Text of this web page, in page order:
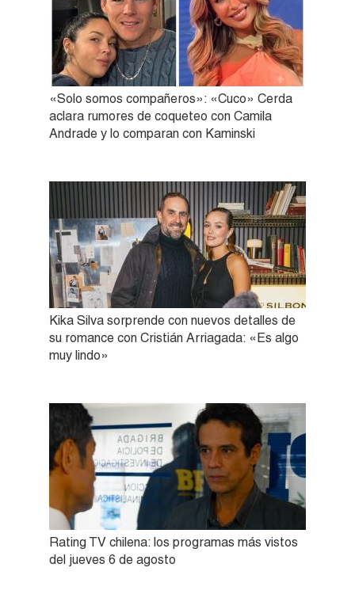
«Solo somos compañeros»: «Cuco» Cerda
aclara rumores de coqueteo con Camila
Andrade y lo comparan con Kaminski
Kika Silva sorprende con nuevos detalles de
su romance con Cristián Arriagada: «Es algo
muy lindo»
Rating TV chilena: los programas más vistos
del jueves 6 de agosto